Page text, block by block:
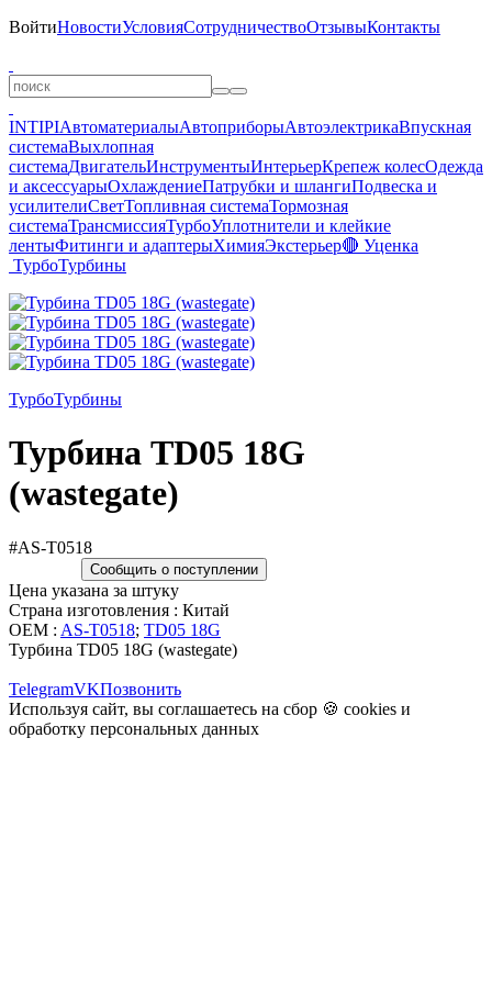
ВойтиНовостиУсловияСотрудничествоОтзывыКонтакты
INTIPIАвтоматериалыАвтоприборыАвтоэлектрикаВпускная
системаВыхлопная
системаДвигательИнструментыИнтерьерКрепеж колесОдежда
и аксессуарыОхлаждениеПатрубки и шлангиПодвеска и
усилителиСветТопливная системаТормозная
системаТрансмиссияТурбоУплотнители и клейкие
лентыФитинги и адаптерыХимияЭкстерьер🔴 Уценка
ТурбоТурбины
ТурбоТурбины
Турбина TD05 18G
(wastegate)
#AS-T0518
Сообщить о поступлении
Цена указана за штуку
Страна изготовления : Китай
OEM : AS-T0518; TD05 18G
Турбина TD05 18G (wastegate)
TelegramVKПозвонить
Используя сайт, вы соглашаетесь на сбор 🍪 cookies и
обработку персональных данных